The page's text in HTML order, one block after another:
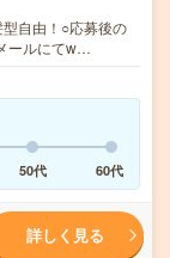
自由！○応募後の
ールにてw…
50代 60代
詳しく見る